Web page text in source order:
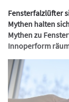
Fensterfalzlüfter
Mythen halten
Mythen zu
Innoperform